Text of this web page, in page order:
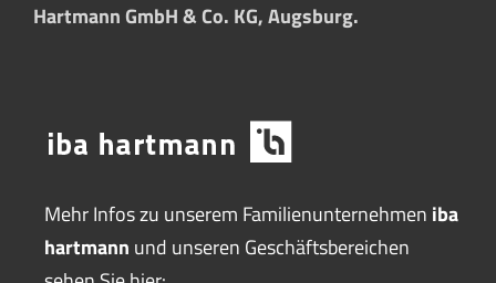
Hartmann GmbH & Co. KG, Augsburg.
Mehr Infos zu unserem Familienunternehmen iba
hartmann und unseren Geschäftsbereichen